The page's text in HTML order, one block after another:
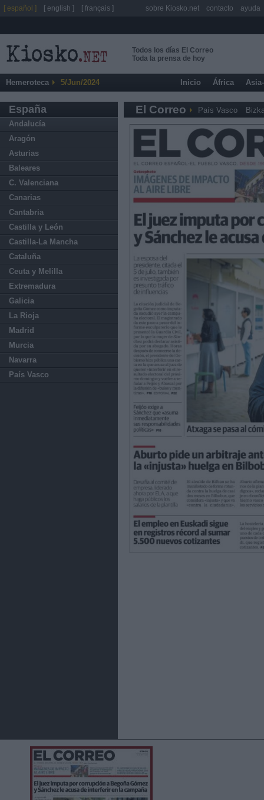
Todos los días El Correo
Toda la prensa de hoy
Hemeroteca 5/Jun/2024 Inicio África
España
Andalucía
Aragón
Asturias
Baleares
C. Valenciana
Canarias
Cantabria
Castilla y León
Castilla-La Mancha
Cataluña
Ceuta y Melilla
Extremadura
Galicia
La Rioja
Madrid
Murcia
Navarra
País Vasco
El Correo País Vasco
[ español ] [ english ] [ français ] sobre Kiosko.net contacto ayuda